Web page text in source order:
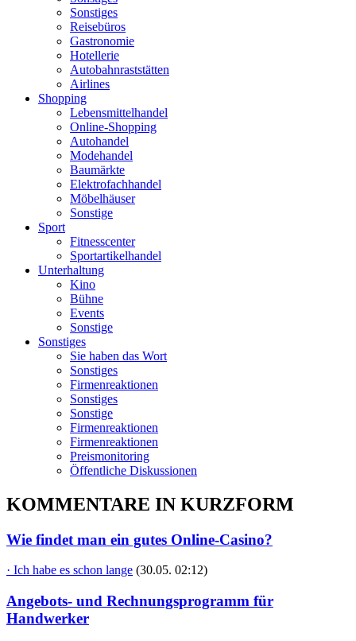
Sonstiges
Reisebüros
Gastronomie
Hotellerie
Autobahnraststätten
Airlines
Shopping
Lebensmittelhandel
Online-Shopping
Autohandel
Modehandel
Baumärkte
Elektrofachhandel
Möbelhäuser
Sonstige
Sport
Fitnesscenter
Sportartikelhandel
Unterhaltung
Kino
Bühne
Events
Sonstige
Sonstiges
Sie haben das Wort
Sonstiges
Firmenreaktionen
Sonstiges
Sonstige
Firmenreaktionen
Firmenreaktionen
Preismonitoring
Öffentliche Diskussionen
KOMMENTARE IN KURZFORM
Wie findet man ein gutes Online-Casino?
· Ich habe es schon lange (30.05. 02:12)
Angebots- und Rechnungsprogramm für
Handwerker